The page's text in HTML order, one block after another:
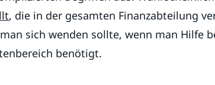
, die in der gesamten Finanzabteilung
sich wenden sollte, wenn man Hilfe
benötigt.